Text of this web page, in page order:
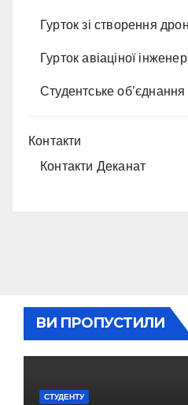
Гурток зі створення
Гурток авіаціної
Студентське
Контакти
Контакти Деканат
ВИ ПРОПУСТИЛИ
СТУДЕНТУ